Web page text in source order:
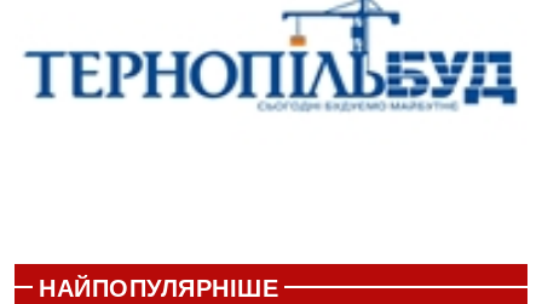
НАЙПОПУЛЯРНІШЕ